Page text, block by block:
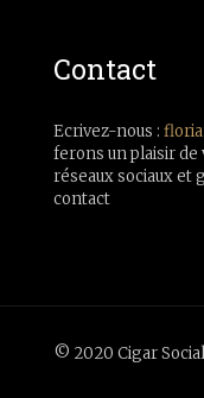
Contact
Ecrivez-nous :
ferons un plaisir
réseaux sociaux et
contact
© 2020 Cigar